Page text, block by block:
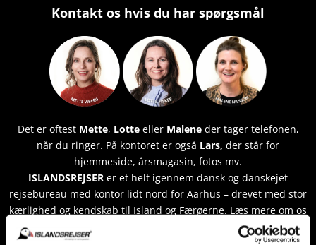
Kontakt os hvis du har spørgsmål
Det er oftest Mette, Lotteeller Maleneder tager telefonen,
når du ringer. På kontoret er også Lars, der står for
hjemmeside, årsmagasin, fotos mv.
ISLANDSREJSER er et helt igennem dansk og danskejet
rejsebureau med kontor lidt nord for Aarhus – drevet med stor
kærlighed og kendskab til Island og Færøerne. Læs mere om os